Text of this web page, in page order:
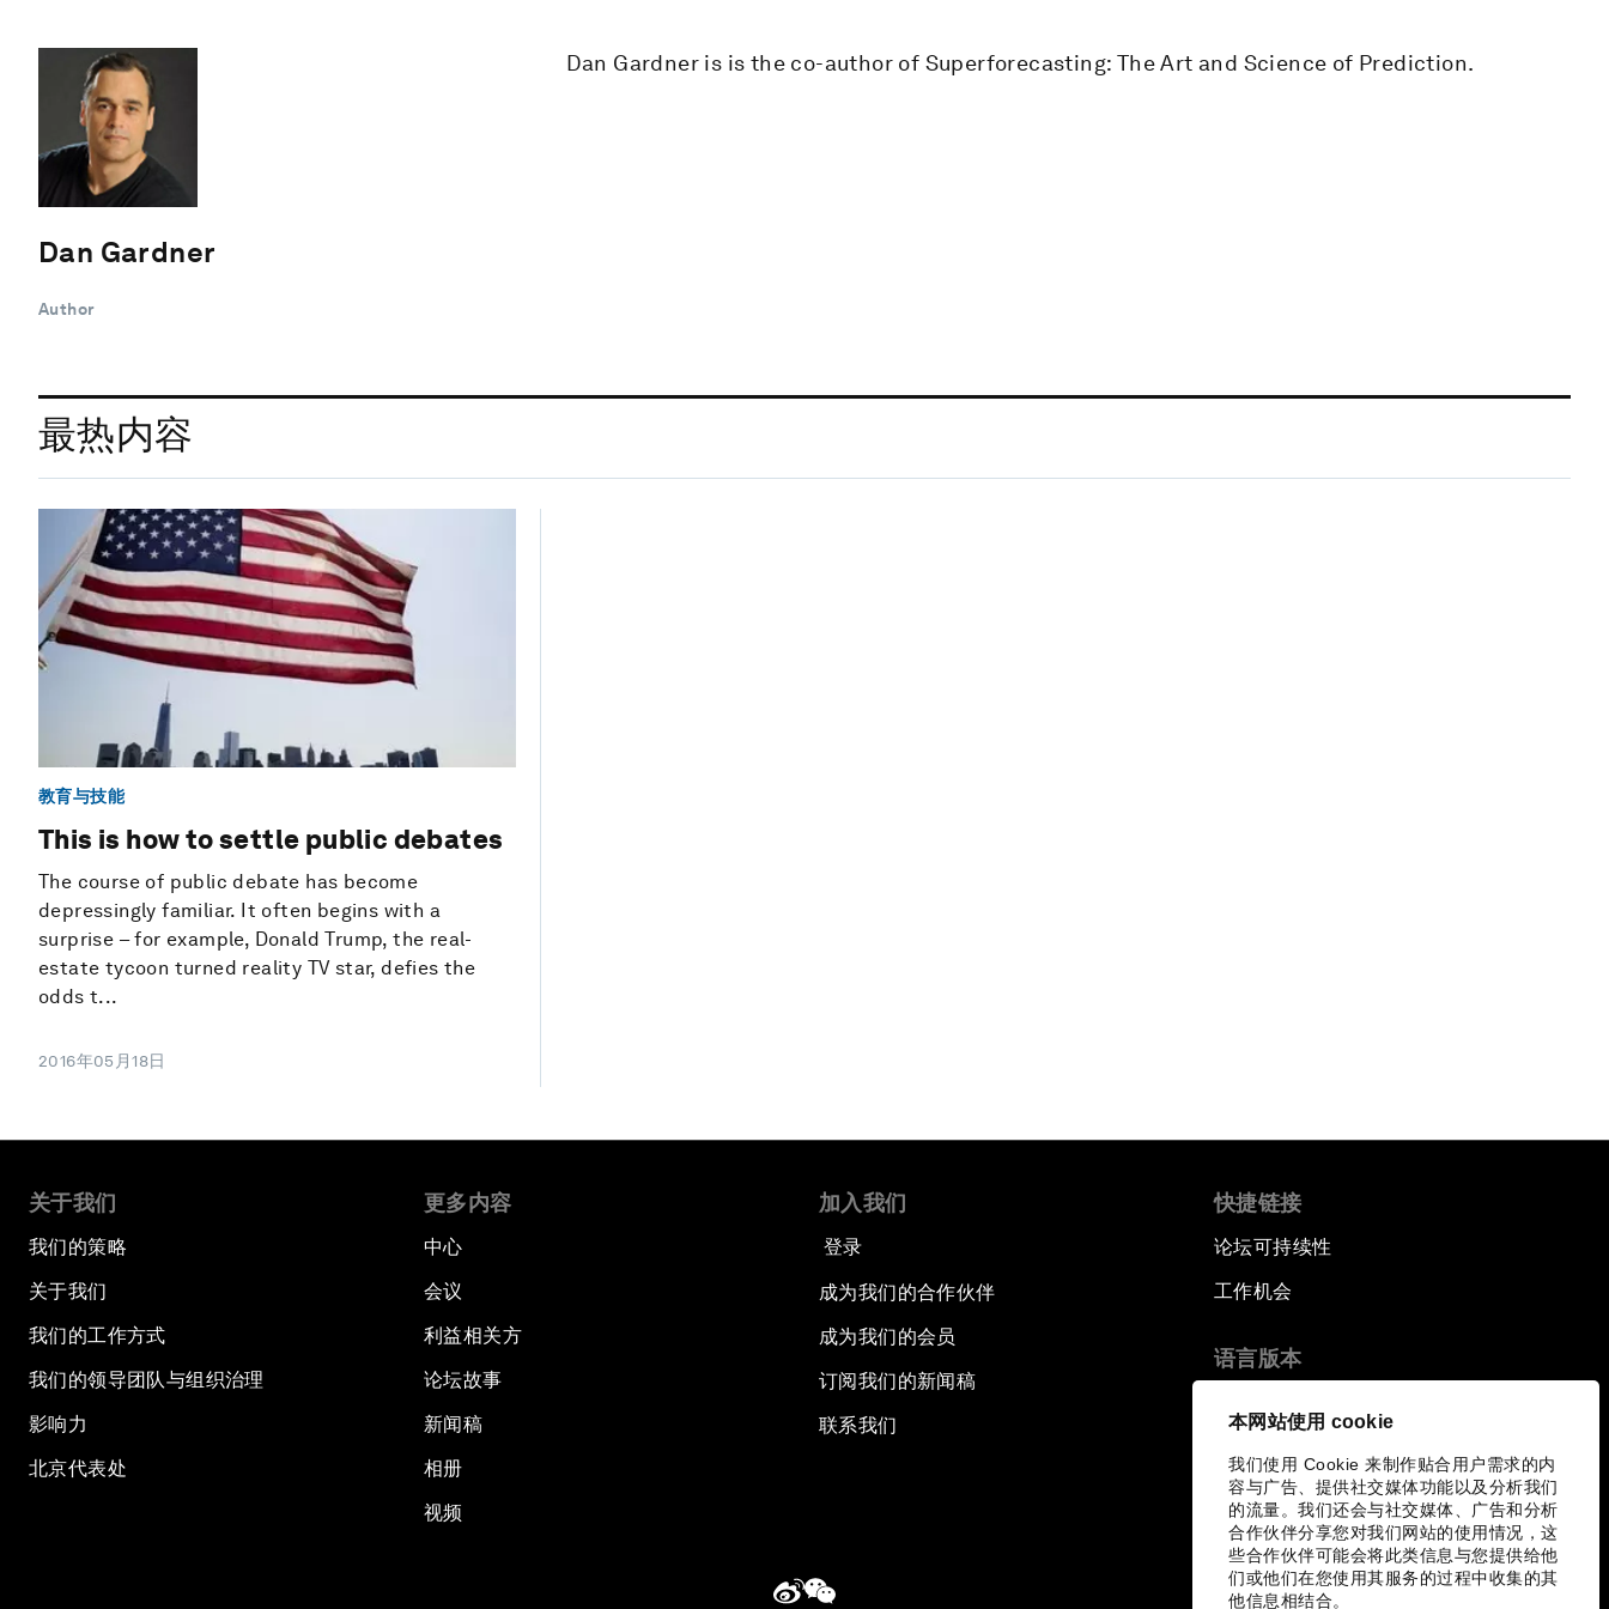
本网站使用 cookie
我们使用 Cookie 来制作贴合用户需求的内
容与广告、提供社交媒体功能以及分析我们
的流量。我们还会与社交媒体、广告和分析
合作伙伴分享您对我们网站的使用情况，这
些合作伙伴可能会将此类信息与您提供给他
们或他们在您使用其服务的过程中收集的其
他信息相结合。
Dan Gardner
Author
Dan Gardner is is the co-author of Superforecasting: The Art and Science of Prediction.
最热内容
教育与技能
This is how to settle public debates
The course of public debate has become
depressingly familiar. It often begins with a
surprise – for example, Donald Trump, the real-
estate tycoon turned reality TV star, defies the
odds t...
2016年05月18日
关于我们
我们的策略
关于我们
我们的工作方式
我们的领导团队与组织治理
影响力
北京代表处
更多内容
中心
会议
利益相关方
论坛故事
新闻稿
相册
视频
加入我们
登录
成为我们的合作伙伴
成为我们的会员
订阅我们的新闻稿
联系我们
快捷链接
论坛可持续性
工作机会
语言版本